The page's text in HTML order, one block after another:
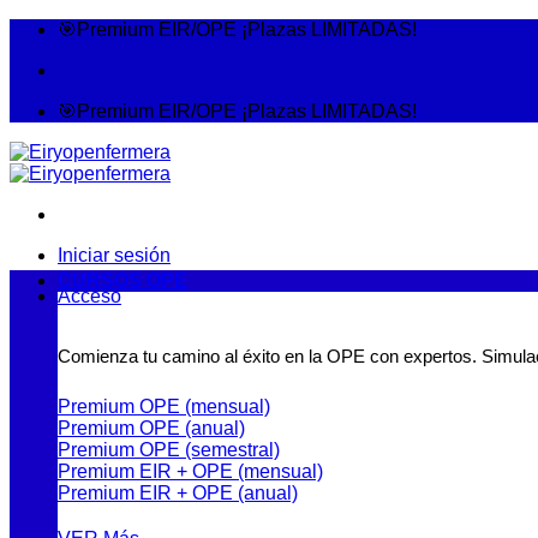
🎯Premium EIR/OPE ¡Plazas LIMITADAS!
🎯Premium EIR/OPE ¡Plazas LIMITADAS!
Iniciar sesión
Acceso
CURSOS OPE
Comienza tu camino al éxito en la OPE con expertos.
Premium OPE (mensual)
Premium OPE (anual)
Premium OPE (semestral)
Premium EIR + OPE (mensual)
Premium EIR + OPE (anual)